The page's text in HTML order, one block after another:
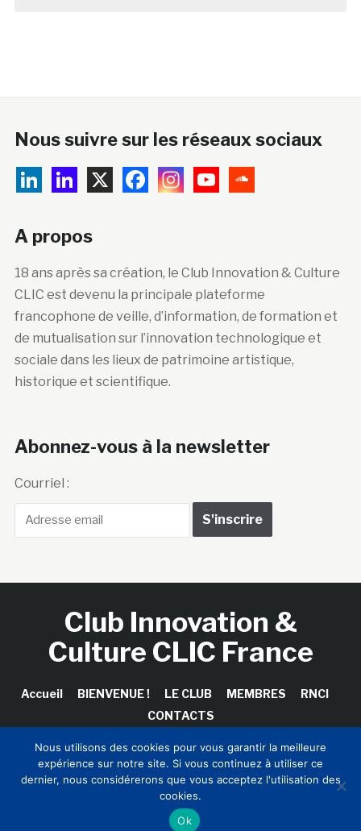
Nous suivre sur les réseaux sociaux
A propos
18 ans après sa création, le Club Innovation & Culture
CLIC est devenu la principale plateforme
francophone de veille, d’information, de formation et
de mutualisation sur l’innovation technologique et
sociale dans les lieux de patrimoine artistique,
historique et scientifique.
Abonnez-vous à la newsletter
Courriel :
Club Innovation &
Culture CLIC France
Accueil BIENVENUE ! LE CLUB MEMBRES
RNCI
CONTACTS
Copyright © 2026 Club Innovation & Culture CLIC France /
Sinapses Conseils
Nous utilisons des cookies pour vous garantir la meilleure
expérience sur notre site. Si vous continuez à utiliser ce
dernier, nous considérerons que vous acceptez l'utilisation des
cookies.
Ok